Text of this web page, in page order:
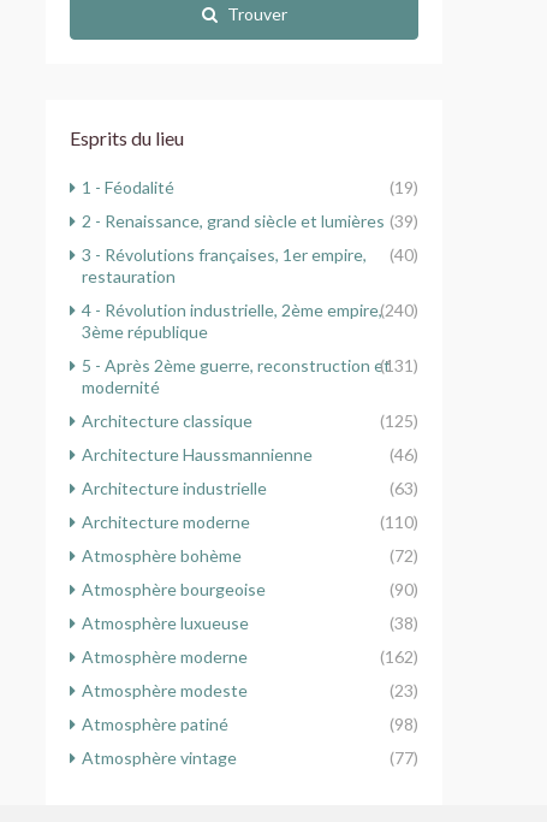
Trouver
Esprits du lieu
1 - Féodalité
(19)
2 - Renaissance, grand siècle et lumières (39)
3 - Révolutions françaises, 1er empire,
restauration
(40)
4 - Révolution industrielle, 2ème empire,
3ème république
(240)
5 - Après 2ème guerre, reconstruction et
modernité
(131)
Architecture classique
(125)
Architecture Haussmannienne
(46)
Architecture industrielle
(63)
Architecture moderne
(110)
Atmosphère bohème
(72)
Atmosphère bourgeoise
(90)
Atmosphère luxueuse
(38)
Atmosphère moderne
(162)
Atmosphère modeste
(23)
Atmosphère patiné
(98)
Atmosphère vintage
(77)